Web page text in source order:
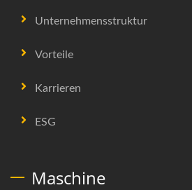
Unternehmensstruktur
Vorteile
Karrieren
ESG
Maschine